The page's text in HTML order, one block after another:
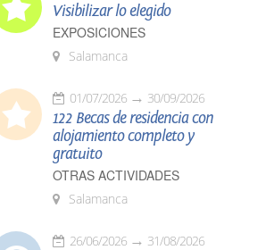
Visibilizar lo elegido
EXPOSICIONES
Salamanca
01/07/2026 30/09/2026
122 Becas de residencia con
alojamiento completo y
gratuito
OTRAS ACTIVIDADES
Salamanca
26/06/2026 31/08/2026